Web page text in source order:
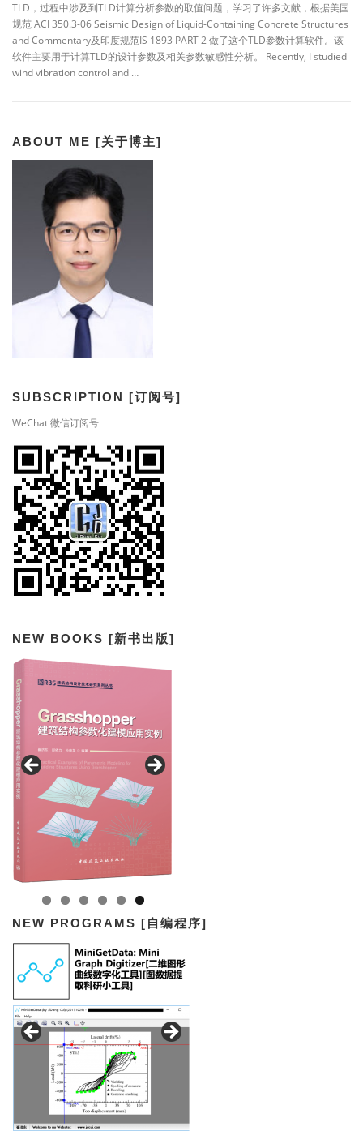
TLD，过程中涉及到TLD计算分析参数的取值问题，学习了许多文献，根据美国
规范 ACI 350.3-06 Seismic Design of Liquid-Containing Concrete Structures
and Commentary及印度规范IS 1893 PART 2 做了这个TLD参数计算软件。该
软件主要用于计算TLD的设计参数及相关参数敏感性分析。 Recently, I studied
wind vibration control and …
ABOUT ME [关于博主]
SUBSCRIPTION [订阅号]
WeChat 微信订阅号
NEW BOOKS [新书出版]
NEW PROGRAMS [自编程序]